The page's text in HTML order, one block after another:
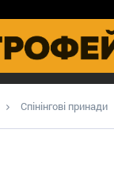
Спінінгові принади